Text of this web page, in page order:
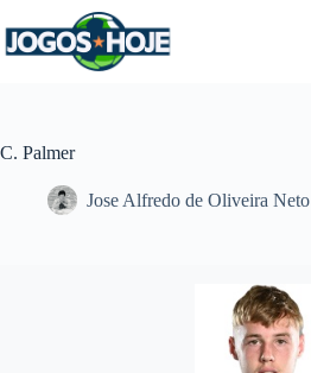
para
o
C. Palmer
Jose Alfredo de Oliveira Neto